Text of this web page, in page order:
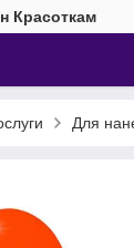
Красоткам
Для